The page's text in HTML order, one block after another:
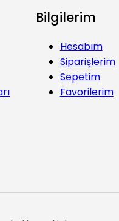
Bilgilerim
Hesabım
Siparişlerim
Sepetim
Favorilerim